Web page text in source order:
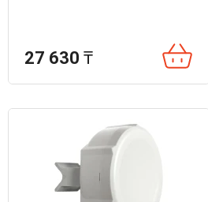
27 630 ₸